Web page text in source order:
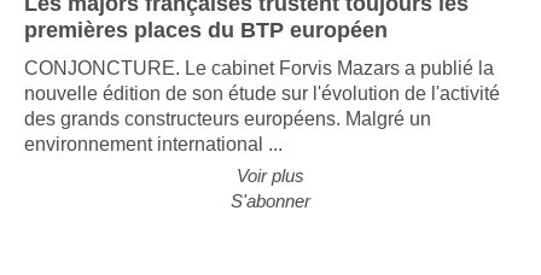
Les majors françaises trustent toujours les
premières places du BTP européen
CONJONCTURE. Le cabinet Forvis Mazars a publié la
nouvelle édition de son étude sur l'évolution de l'activité
des grands constructeurs européens. Malgré un
Voir plus